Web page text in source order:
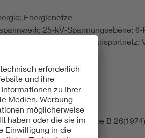
Energienetze
25-kV-Spannungsebene;
Kurzschlussleistung; Transportnetz;
Gebauer
Zeitschrift. Ausgabe B